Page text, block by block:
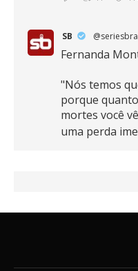
SB
Fernanda
"Nós temos
porque
mortes você
uma perda
16